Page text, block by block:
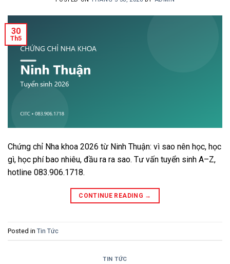
30
Th5
Chứng chỉ Nha khoa 2026 từ Ninh Thuận: vì sao nên học, học
gì, học phí bao nhiêu, đầu ra ra sao. Tư vấn tuyển sinh A–Z,
hotline 083.906.1718.
CONTINUE READING →
Posted in Tin Tức
TIN TỨC